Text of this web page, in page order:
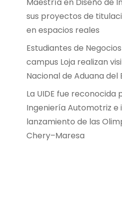
sus proyectos de
en espacios reales
Estudiantes de
campus Loja realizan
Nacional de Aduana del
La UIDE fue reconocida
Ingeniería Automotriz e
lanzamiento de las
Chery–Maresa